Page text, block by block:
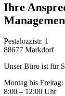
Ihre
Pestalozzistr. 1
88677 Markdorf
Unser Büro ist für
Montag bis Freitag:
8:00 – 12:00 Uhr